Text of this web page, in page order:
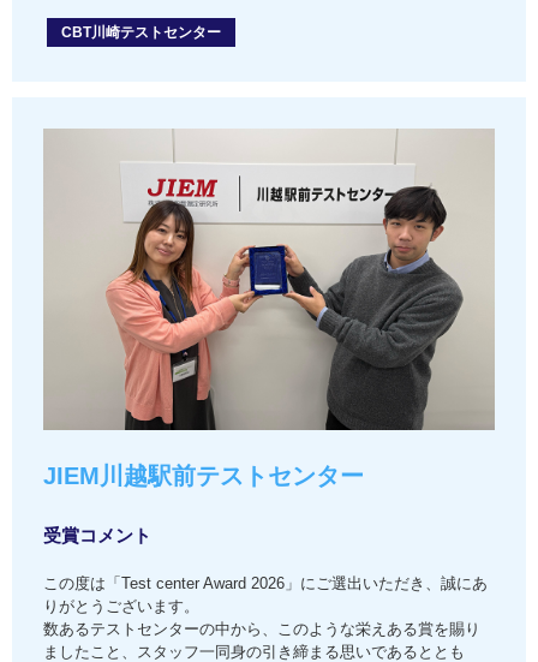
CBT川崎テストセンター
JIEM川越駅前テストセンター
受賞コメント
この度は「Test center Award 2026」にご選出いただき、誠にあ
りがとうございます。
数あるテストセンターの中から、このような栄えある賞を賜り
ましたこと、スタッフ一同身の引き締まる思いであるととも